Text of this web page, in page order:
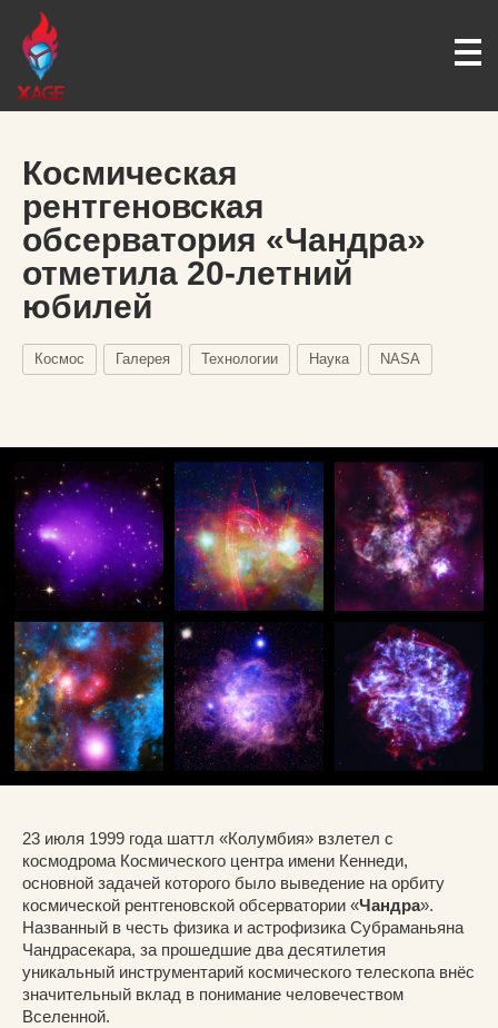
Космическая
рентгеновская
обсерватория «Чандра»
отметила 20-летний
юбилей
Космос Галерея Технологии Наука NASA
23 июля 1999 года шаттл «Колумбия» взлетел с
космодрома Космического центра имени Кеннеди,
основной задачей которого было выведение на орбиту
космической рентгеновской обсерватории «Чандра».
Названный в честь физика и астрофизика Субраманьяна
Чандрасекара, за прошедшие два десятилетия
уникальный инструментарий космического телескопа внёс
значительный вклад в понимание человечеством
Вселенной.